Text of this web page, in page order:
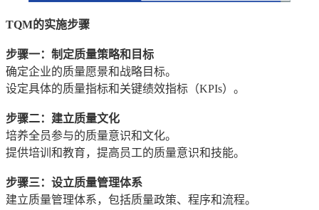
TQM的实施步骤
步骤一：制定质量策略和目标
确定企业的质量愿景和战略目标。
设定具体的质量指标和关键绩效指标（KPIs）。
步骤二：建立质量文化
培养全员参与的质量意识和文化。
提供培训和教育，提高员工的质量意识和技能。
步骤三：设立质量管理体系
建立质量管理体系，包括质量政策、程序和流程。